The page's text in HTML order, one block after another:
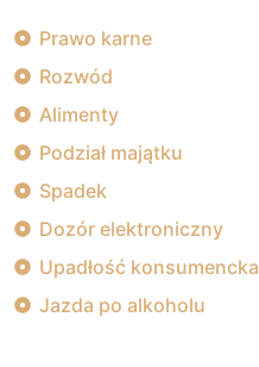
Prawo karne
Rozwód
Alimenty
Podział majątku
Spadek
Dozór elektroniczny
Upadłość konsumencka
Jazda po alkoholu